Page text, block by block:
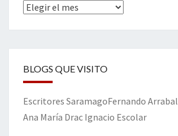
Archivos
BLOGS QUE VISITO
Escritores SaramagoFernando Arrabal
Ana María Drac Ignacio Escolar